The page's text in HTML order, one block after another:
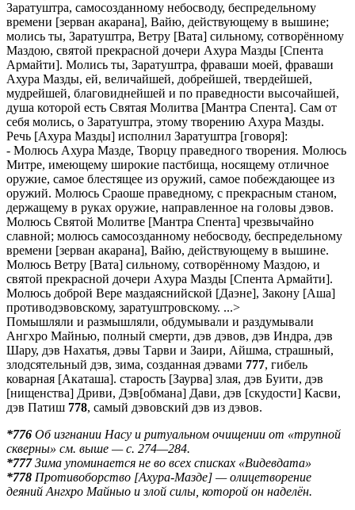
Заратуштра, самосозданному небосводу, беспредельному
времени [зерван акарана], Вайю, действующему в вышине;
молись ты, Заратуштра, Ветру [Вата] сильному, сотворённому
Маздою, святой прекрасной дочери Ахура Мазды [Спента
Армайти]. Молись ты, Заратуштра, фраваши моей, фраваши
Ахура Мазды, ей, величайшей, добрейшей, твердейшей,
мудрейшей, благовиднейшей и по праведности высочайшей,
душа которой есть Святая Молитва [Мантра Спента]. Сам от
себя молись, о Заратуштра, этому творению Ахура Мазды.
Речь [Ахура Мазды] исполнил Заратуштра [говоря]:
- Молюсь Ахура Мазде, Творцу праведного творения. Молюсь
Митре, имеющему широкие пастбища, носящему отличное
оружие, самое блестящее из оружий, самое побеждающее из
оружий. Молюсь Сраоше праведному, с прекрасным станом,
держащему в руках оружие, направленное на головы дэвов.
Молюсь Святой Молитве [Мантра Спента] чрезвычайно
славной; молюсь самосозданному небосводу, беспредельному
времени [зерван акарана], Вайю, действующему в вышине.
Молюсь Ветру [Вата] сильному, сотворённому Маздою, и
святой прекрасной дочери Ахура Мазды [Спента Армайти].
Молюсь доброй Вере маздаяснийской [Даэне], Закону [Аша]
противодэвовскому, заратуштровскому. ...>
Помышляли и размышляли, обдумывали и раздумывали
Ангхро Майнью, полный смерти, дэв дэвов, дэв Индра, дэв
Шару, дэв Нахатья, дэвы Тарви и Заири, Айшма, страшный,
злодсятельный дэв, зима, созданная дэвами 777, гибель
коварная [Акаташа]. старость [Заурва] злая, дэв Буити, дэв
[нищенства] Дриви, Дэв[обмана] Дави, дэв [скудости] Касви,
дэв Патиш 778, самый дэвовский дэв из дэвов.
*776 Об изгнании Насу и ритуальном очищении от «трупной
скверны» см. выше — с. 274—284.
*777Зима упоминается не во всех списках «Видевдата»
*778 Противоборство [Ахура-Мазде] — олицетворение
деяний Ангхро Майныо и злой силы, которой он наделён.